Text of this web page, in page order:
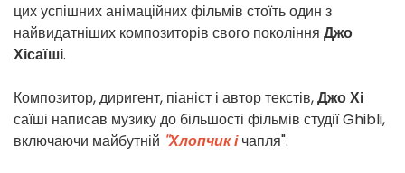
цих успішних анімаційних фільмів стоїть один з
найвидатніших композиторів свого покоління Джо
Хісаїші.
Композитор, диригент, піаніст і автор текстів,Джо Хі
саїші написав музику до більшості фільмів студії Ghibli,
включаючи майбутній "Хлопчик ічапля".